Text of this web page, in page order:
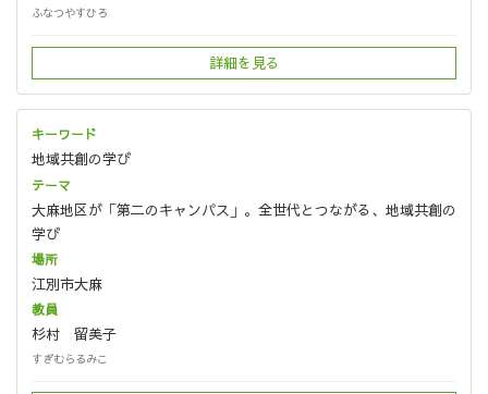
ふなつやすひろ
詳細を見る
地域共創の学び
大麻地区が「第二のキャンパス」。全世代とつながる、地域共創の
学び
江別市大麻
杉村 留美子
すぎむらるみこ